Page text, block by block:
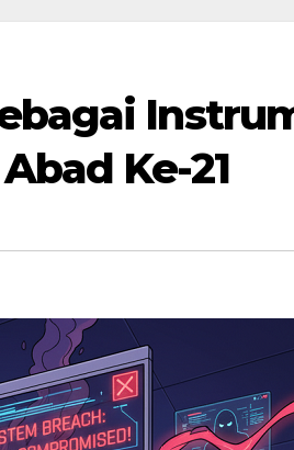
Ke-21